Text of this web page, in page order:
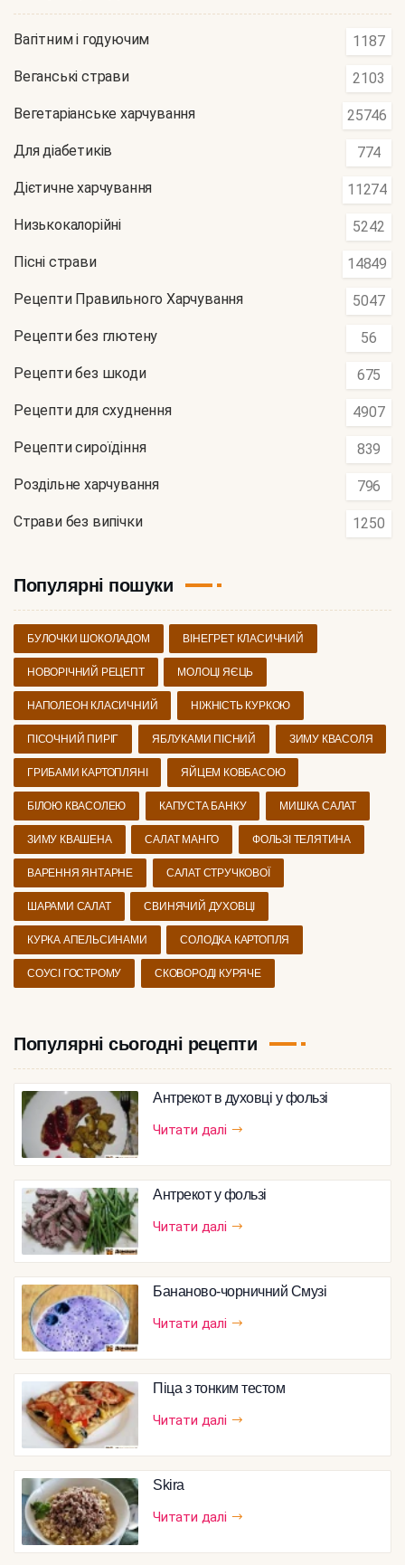
Вагітним і годуючим 1187
Веганські страви 2103
Вегетаріанське харчування 25746
Для діабетиків 774
Дієтичне харчування 11274
Низькокалорійні 5242
Пісні страви 14849
Рецепти Правильного Харчування 5047
Рецепти без глютену 56
Рецепти без шкоди 675
Рецепти для схуднення 4907
Рецепти сироїдіння 839
Роздільне харчування 796
Страви без випічки 1250
Популярні пошуки
БУЛОЧКИ ШОКОЛАДОМ ВІНЕГРЕТ КЛАСИЧНИЙ
НОВОРІЧНИЙ РЕЦЕПТ МОЛОЦІ ЯЄЦЬ
НАПОЛЕОН КЛАСИЧНИЙ НІЖНІСТЬ КУРКОЮ
ПІСОЧНИЙ ПИРІГ ЯБЛУКАМИ ПІСНИЙ ЗИМУ КВАСОЛЯ
ГРИБАМИ КАРТОПЛЯНІ ЯЙЦЕМ КОВБАСОЮ
БІЛОЮ КВАСОЛЕЮ КАПУСТА БАНКУ МИШКА САЛАТ
ЗИМУ КВАШЕНА САЛАТ МАНГО ФОЛЬЗІ ТЕЛЯТИНА
ВАРЕННЯ ЯНТАРНЕ САЛАТ СТРУЧКОВОЇ
ШАРАМИ САЛАТ СВИНЯЧИЙ ДУХОВЦІ
КУРКА АПЕЛЬСИНАМИ СОЛОДКА КАРТОПЛЯ
СОУСІ ГОСТРОМУ СКОВОРОДІ КУРЯЧЕ
Популярні сьогодні рецепти
Антрекот в духовці у фользі
Читати далі
Антрекот у фользі
Читати далі
Бананово-чорничний Смузі
Читати далі
Піца з тонким тестом
Читати далі
Skira
Читати далі